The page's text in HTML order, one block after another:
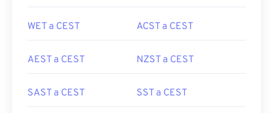
WET a CEST ACST a CEST
AEST a CEST NZST a CEST
SAST a CEST SST a CEST